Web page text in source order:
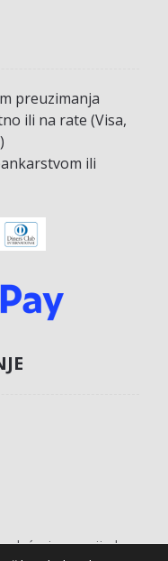
preuzimanja
ili na rate (Visa,
ili
plaćanja unaprijed